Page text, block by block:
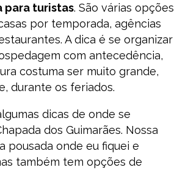
para turistas. São várias opções
por temporada, agências
A dica é se organizar
com antecedência,
costuma ser muito grande,
durante os feriados.
dicas de onde se
dos Guimarães. Nossa
pousada onde eu fiquei e
também tem opções de